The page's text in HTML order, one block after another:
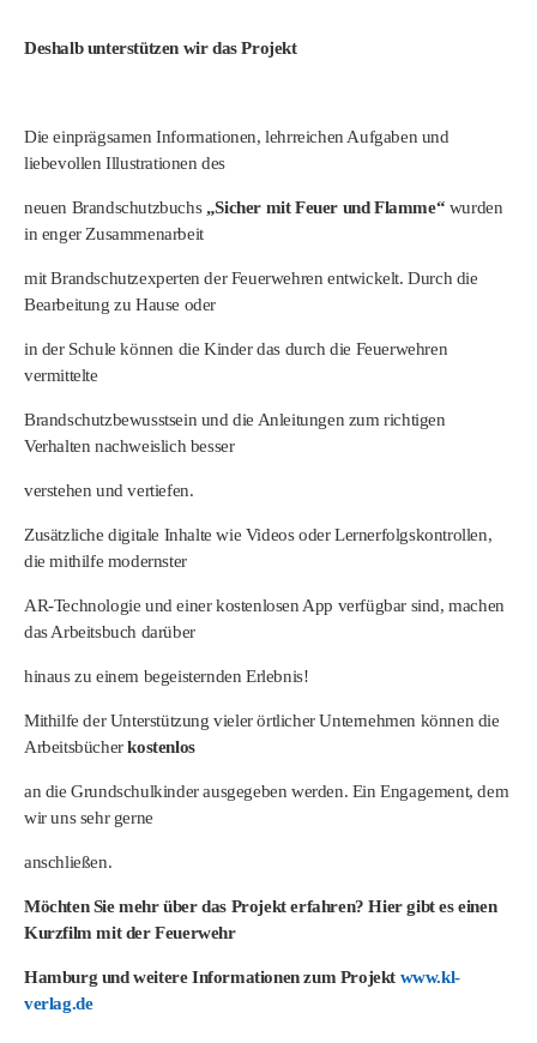
Deshalb unterstützen wir das Projekt
Die einprägsamen Informationen, lehrreichen Aufgaben und
liebevollen Illustrationen des
neuen Brandschutzbuchs „Sicher mit Feuer und Flamme“ wurden
in enger Zusammenarbeit
mit Brandschutzexperten der Feuerwehren entwickelt. Durch die
Bearbeitung zu Hause oder
in der Schule können die Kinder das durch die Feuerwehren
vermittelte
Brandschutzbewusstsein und die Anleitungen zum richtigen
Verhalten nachweislich besser
verstehen und vertiefen.
Zusätzliche digitale Inhalte wie Videos oder Lernerfolgskontrollen,
die mithilfe modernster
AR-Technologie und einer kostenlosen App verfügbar sind, machen
das Arbeitsbuch darüber
hinaus zu einem begeisternden Erlebnis!
Mithilfe der Unterstützung vieler örtlicher Unternehmen können die
Arbeitsbücherkostenlos
an die Grundschulkinder ausgegeben werden. Ein Engagement, dem
wir uns sehr gerne
anschließen.
Möchten Sie mehr über das Projekt erfahren? Hier gibt es einen
Kurzfilm mit der Feuerwehr
Hamburg und weitere Informationen zum Projekt www.kl-
verlag.de